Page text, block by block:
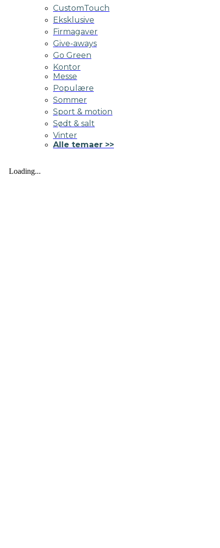
CustomTouch
Eksklusive
Firmagaver
Give-aways
Go Green
Kontor
Messe
Populære
Sommer
Sport & motion
Sødt & salt
Vinter
Alle temaer >>
Loading...